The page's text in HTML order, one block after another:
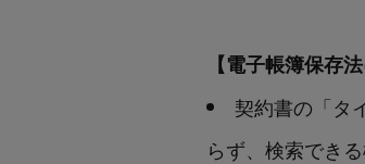
【電子帳簿保存
契約書の「タ
らず、検索でき